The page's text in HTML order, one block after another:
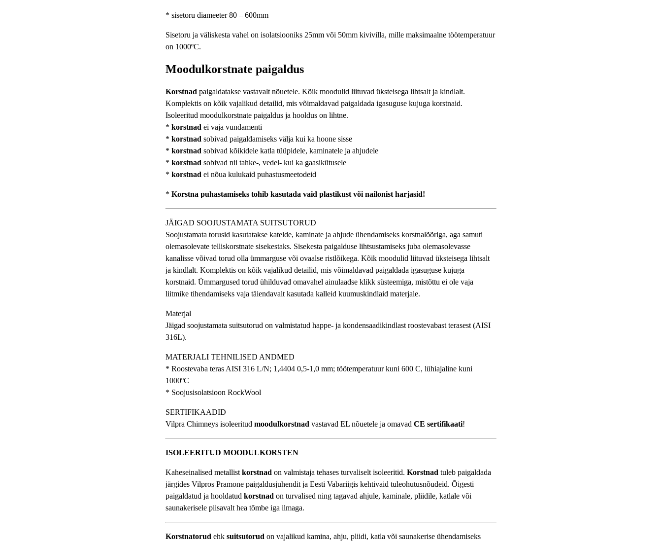
* sisetoru diameeter 80 – 600mm
Sisetoru ja väliskesta vahel on isolatsiooniks 25mm või 50mm kivivilla, mille maksimaalne töötemperatuur
on 1000ºC.
Moodulkorstnate paigaldus
Korstnad paigaldatakse vastavalt nõuetele. Kõik moodulid liituvad üksteisega lihtsalt ja kindlalt.
Komplektis on kõik vajalikud detailid, mis võimaldavad paigaldada igasuguse kujuga korstnaid.
Isoleeritud moodulkorstnate paigaldus ja hooldus on lihtne.
* korstnad ei vaja vundamenti
* korstnad sobivad paigaldamiseks välja kui ka hoone sisse
* korstnad sobivad kõikidele katla tüüpidele, kaminatele ja ahjudele
* korstnad sobivad nii tahke-, vedel- kui ka gaasikütusele
* korstnad ei nõua kulukaid puhastusmeetodeid
* Korstna puhastamiseks tohib kasutada vaid plastikust või nailonist harjasid!
JÄIGAD SOOJUSTAMATA SUITSUTORUD
Soojustamata torusid kasutatakse katelde, kaminate ja ahjude ühendamiseks korstnalõõriga, aga samuti
olemasolevate telliskorstnate sisekestaks. Sisekesta paigalduse lihtsustamiseks juba olemasolevasse
kanalisse võivad torud olla ümmarguse või ovaalse ristlõikega. Kõik moodulid liituvad üksteisega lihtsalt
ja kindlalt. Komplektis on kõik vajalikud detailid, mis võimaldavad paigaldada igasuguse kujuga
korstnaid. Ümmargused torud ühilduvad omavahel ainulaadse klikk süsteemiga, mistõttu ei ole vaja
liitmike tihendamiseks vaja täiendavalt kasutada kalleid kuumuskindlaid materjale.
Materjal
Jäigad soojustamata suitsutorud on valmistatud happe- ja kondensaadikindlast roostevabast terasest (AISI
316L).
MATERJALI TEHNILISED ANDMED
* Roostevaba teras AISI 316 L/N; 1,4404 0,5-1,0 mm; töötemperatuur kuni 600 C, lühiajaline kuni
1000ºC
* Soojusisolatsioon RockWool
SERTIFIKAADID
Vilpra Chimneys isoleeritud moodulkorstnad vastavad EL nõuetele ja omavad CE sertifikaati!
ISOLEERITUD MOODULKORSTEN
Kaheseinalised metallist korstnad on valmistaja tehases turvaliselt isoleeritid. Korstnad tuleb paigaldada
järgides Vilpros Pramone paigaldusjuhendit ja Eesti Vabariigis kehtivaid tuleohutusnõudeid. Õigesti
paigaldatud ja hooldatud korstnad on turvalised ning tagavad ahjule, kaminale, pliidile, katlale või
saunakerisele piisavalt hea tõmbe iga ilmaga.
Korstnatorud ehk suitsutorud on vajalikud kamina, ahju, pliidi, katla või saunakerise ühendamiseks